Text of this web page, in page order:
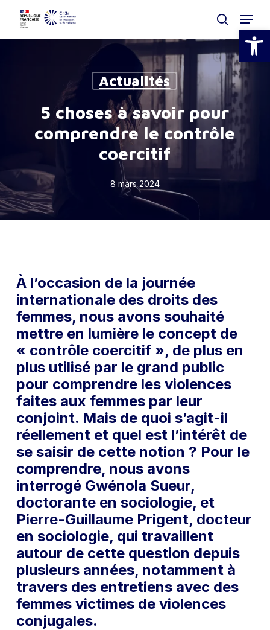
Ouvrir
Skip
main
search
Menu
Actualités
5 choses à savoir pour
comprendre le contrôle
coercitif
8 mars 2024
À l’occasion de la journée
internationale des droits des
femmes, nous avons souhaité
mettre en lumière le concept de
« contrôle coercitif », de plus en
plus utilisé par le grand public
pour comprendre les violences
faites aux femmes par leur
conjoint. Mais de quoi s’agit-il
réellement et quel est l’intérêt de
se saisir de cette notion ? Pour le
comprendre, nous avons
interrogé Gwénola Sueur,
doctorante en sociologie, et
Pierre-Guillaume Prigent, docteur
en sociologie, qui travaillent
autour de cette question depuis
plusieurs années, notamment à
travers des entretiens avec des
femmes victimes de violences
conjugales.